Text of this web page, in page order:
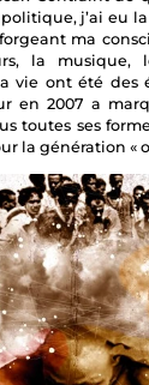
j’ai eu
ma
la musique,
vie ont été des
en 2007 a
toutes ses
la génération «